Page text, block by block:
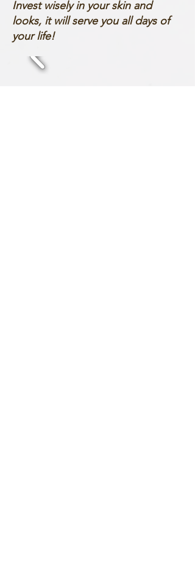
Invest wisely in your skin and
looks, it will serve you all days of
your life!